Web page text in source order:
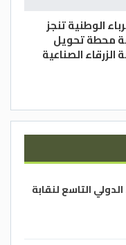
الوطنية تنجز
محطة تحويل
الزرقاء الصناعية
التاسع لنقابة